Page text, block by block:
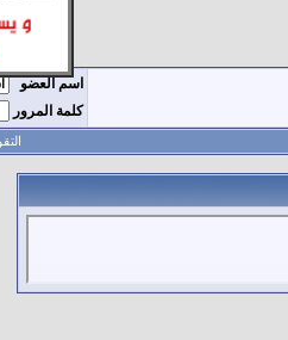
اسم العضو
كلمة المرور